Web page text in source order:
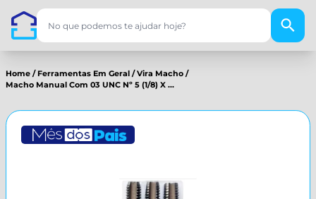
Home / Ferramentas Em Geral /Vira Macho /
Macho Manual Com 03 UNC Nº 5 (1/8) X ...